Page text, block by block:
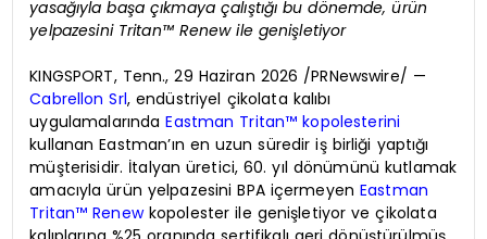
yasağıyla başa çıkmaya çalıştığı bu dönemde, ürün
yelpazesini Tritan™ Renew ile genişletiyor
KINGSPORT, Tenn., 29 Haziran 2026 /PRNewswire/ —
Cabrellon Srl, endüstriyel çikolata kalıbı
uygulamalarındaEastman Tritan™ kopolesterini
kullanan Eastman’ın en uzun süredir iş birliği yaptığı
müşterisidir. İtalyan üretici, 60. yıl dönümünü kutlamak
amacıyla ürün yelpazesini BPA içermeyen Eastman
Tritan™ Renewkopolester ile genişletiyor ve çikolata